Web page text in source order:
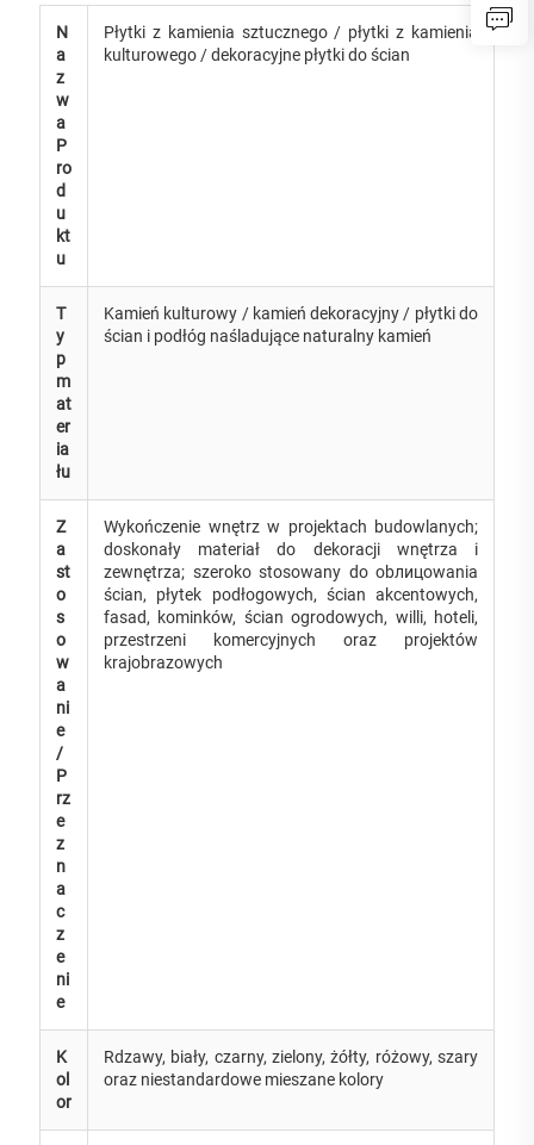
N
a
z
w
a
P
ro
d
u
kt
u
Płytki z kamienia sztucznego / płytki z kamienia
kulturowego / dekoracyjne płytki do ścian
T
y
p
m
at
er
ia
łu
Kamień kulturowy / kamień dekoracyjny / płytki do
ścian i podłóg naśladujące naturalny kamień
Z
a
st
o
s
o
w
a
ni
e
/
P
rz
e
z
n
a
c
z
e
ni
e
Wykończenie wnętrz w projektach budowlanych;
doskonały materiał do dekoracji wnętrza i
zewnętrza; szeroko stosowany do obлицowania
ścian, płytek podłogowych, ścian akcentowych,
fasad, kominków, ścian ogrodowych, willi, hoteli,
przestrzeni komercyjnych oraz projektów
krajobrazowych
K
ol
or
Rdzawy, biały, czarny, zielony, żółty, różowy, szary
oraz niestandardowe mieszane kolory